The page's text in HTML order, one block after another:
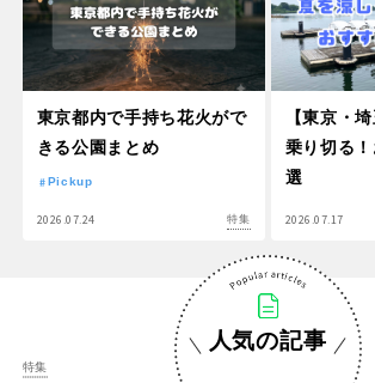
東京都内で手持ち花火がで
きる公園まとめ
Pickup
2026.07.24 特集
【東京・
乗り切る
選
2026.07.17
人気の記事
特集